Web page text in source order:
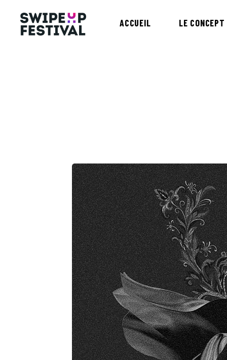
ACCUEIL LE CONCEPT